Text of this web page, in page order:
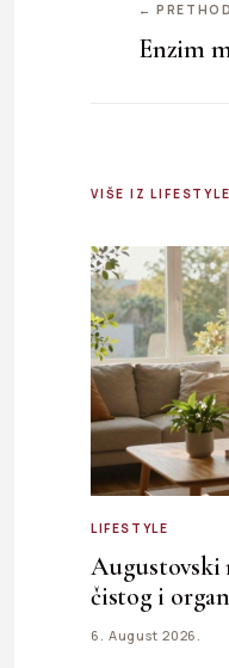
←
Enzim
VIŠE IZ LIFESTYLE
LIFESTYLE
Augustovski
čistog i
6. August 2026.